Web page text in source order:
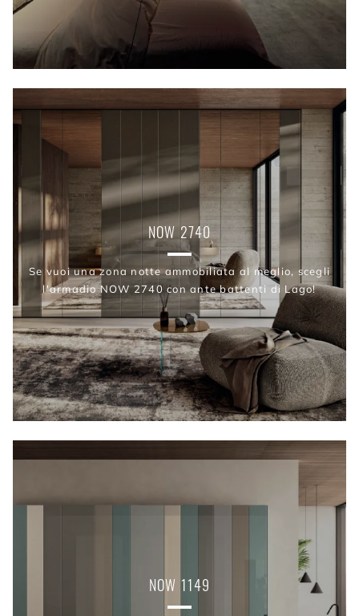
NOW 2740
Se vuoi una zona notte ammobiliata al meglio, scegli
l'armadio NOW 2740 con ante battenti di Lago!
NOW 1149